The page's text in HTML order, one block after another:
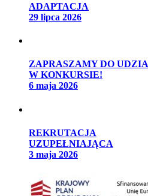
ADAPTACJA
29 lipca 2026
ZAPRASZAMY DO
W KONKURSIE!
6 maja 2026
REKRUTACJA
UZUPEŁNIAJĄCA
3 maja 2026